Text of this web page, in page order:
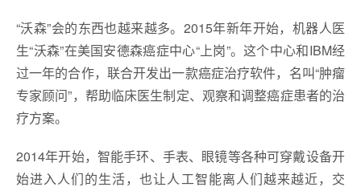
“沃森”会的东西也越来越多。2015年新年开始，机器人医
生“沃森”在美国安德森癌症中心“上岗”。这个中心和IBM经
过一年的合作，联合开发出一款癌症治疗软件，名叫“肿瘤
专家顾问”，帮助临床医生制定、观察和调整癌症患者的治
疗方案。
2014年开始，智能手环、手表、眼镜等各种可穿戴设备开
始进入人们的生活，也让人工智能离人们越来越近，交